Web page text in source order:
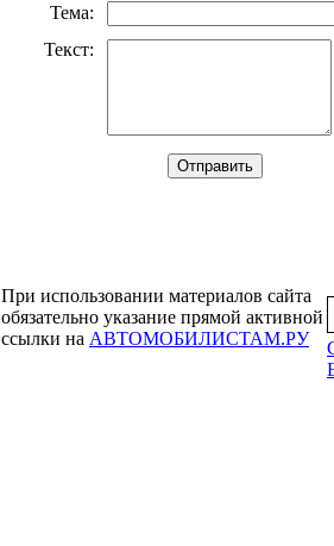
Тема:
Текст:
При использовании материалов сайта
обязательно указание прямой активной
ссылки на АВТОМОБИЛИСТАМ.РУ